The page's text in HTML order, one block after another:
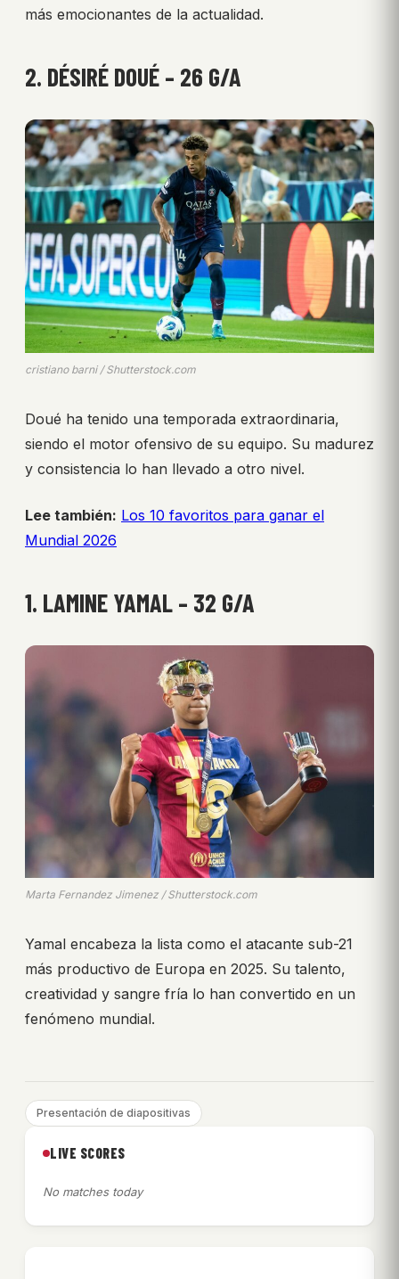
más emocionantes de la actualidad.
2. DÉSIRÉ DOUÉ – 26 G/A
cristiano barni / Shutterstock.com
Doué ha tenido una temporada extraordinaria,
siendo el motor ofensivo de su equipo. Su madurez
y consistencia lo han llevado a otro nivel.
Lee también: Los 10 favoritos para ganar el
Mundial 2026
1. LAMINE YAMAL – 32 G/A
Marta Fernandez Jimenez / Shutterstock.com
Yamal encabeza la lista como el atacante sub-21
más productivo de Europa en 2025. Su talento,
creatividad y sangre fría lo han convertido en un
fenómeno mundial.
Presentación de diapositivas
LIVE SCORES
No matches today